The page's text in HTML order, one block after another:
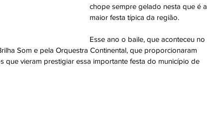
chope sempre gelado nesta que é a
maior festa típica da região.
Esse ano o baile, que aconteceu no
Som e pela Orquestra Continental, que proporcionaram
que vieram prestigiar essa importante festa do município de